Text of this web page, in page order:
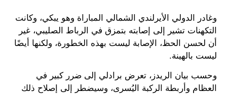
وغادر الدولي الأيرلندي الشمالي المباراة وهو يبكي، وكانت
التكهنات تشير إلى إصابته بتمزق في الرباط الصليبي، غير
أن لحسن الحظ، الإصابة ليست بهذه الخطورة، ولكنها أيضًا
ليست بالهينة.
وحسب بيان الريدز، تعرض برادلي إلى ضرر كبير في
العظام وأربطة الركبة اليُسرى، وسيضطر إلى إصلاح ذلك